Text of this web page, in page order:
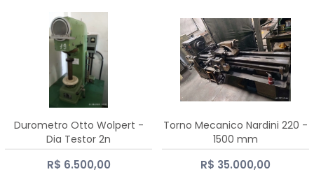
Durometro Otto Wolpert -
Dia Testor 2n
R$ 6.500,00
Torno Mecanico Nardini 220 -
1500 mm
R$ 35.000,00